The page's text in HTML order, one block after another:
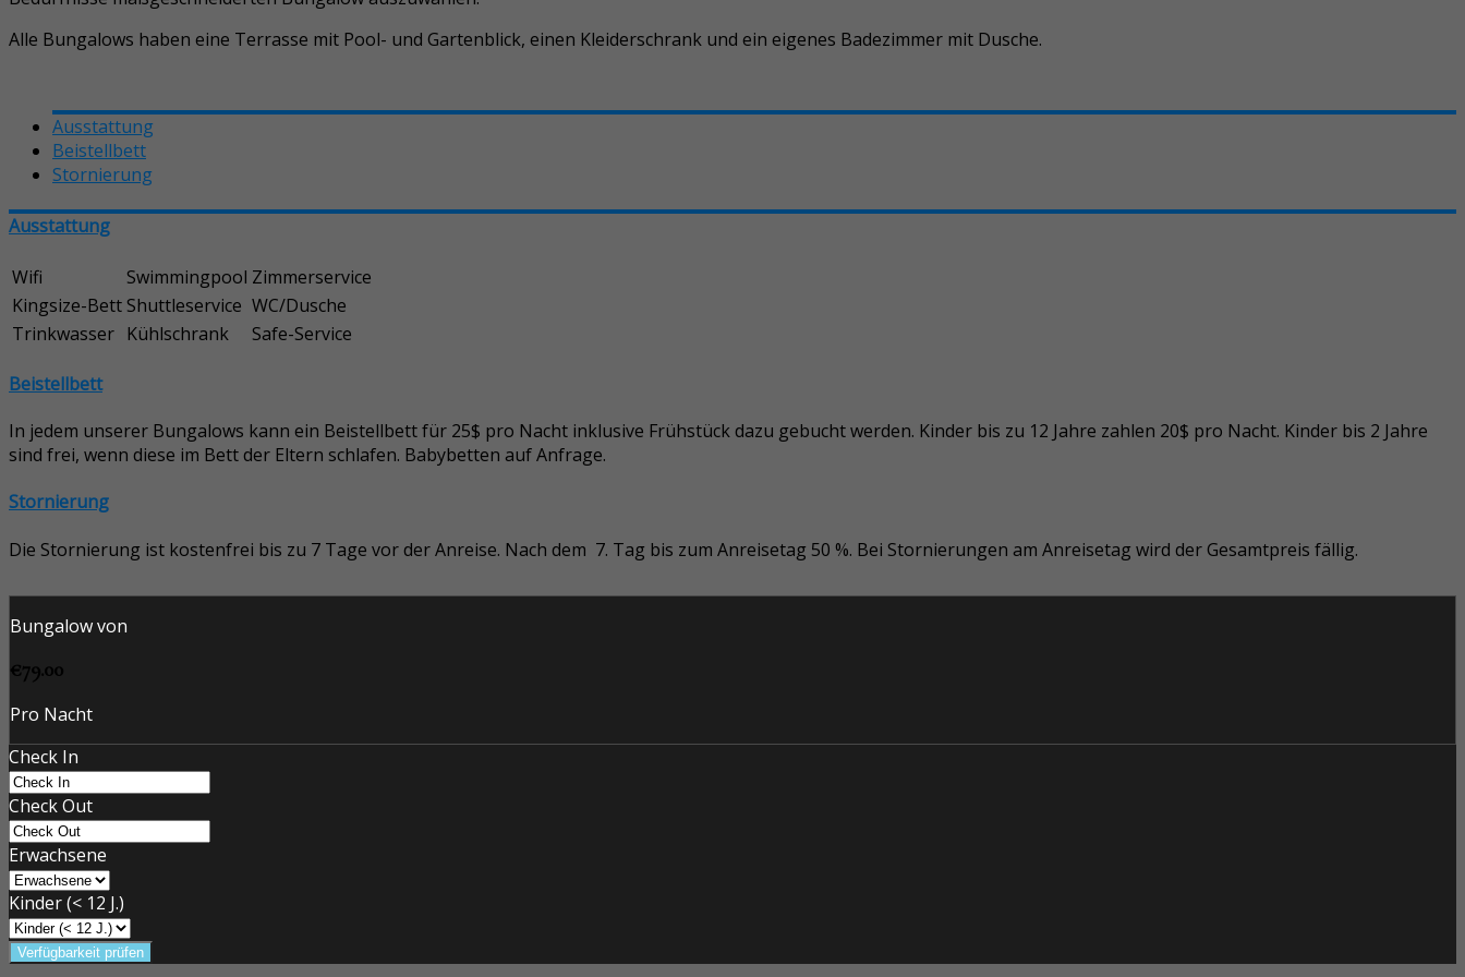
Alle Bungalows haben eine Terrasse mit Pool- und Gartenblick, einen Kleiderschrank und ein eigenes Badezimmer mit Dusche.
Ausstattung
Beistellbett
Stornierung
Ausstattung
Wifi Swimmingpool Zimmerservice
Kingsize-Bett Shuttleservice WC/Dusche
Trinkwasser Kühlschrank Safe-Service
Beistellbett
In jedem unserer Bungalows kann ein Beistellbett für 25$ pro Nacht inklusive Frühstück dazu gebucht werden. Kinder bis zu 12 Jahre zahlen 20$ pro Nacht. Kinder bis 2 Jahre
sind frei, wenn diese im Bett der Eltern schlafen. Babybetten auf Anfrage.
Stornierung
Die Stornierung ist kostenfrei bis zu 7 Tage vor der Anreise. Nach dem 7. Tag bis zum Anreisetag 50 %. Bei Stornierungen am Anreisetag wird der Gesamtpreis fällig.
Bungalow von
€79.00
Pro Nacht
Check In
Check Out
Erwachsene
Kinder (< 12 J.)
Verfügbarkeit prüfen